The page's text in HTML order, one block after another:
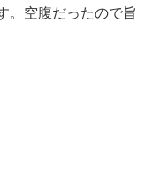
。空腹だったので旨